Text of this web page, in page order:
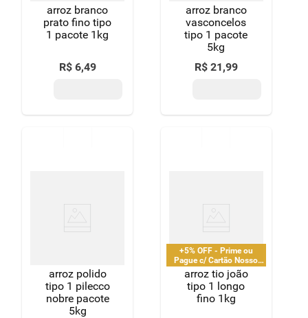
arroz branco
prato fino tipo
1 pacote 1kg
R$ 6,49
arroz branco
vasconcelos
tipo 1 pacote
5kg
R$ 21,99
arroz polido
tipo 1 pilecco
nobre pacote
5kg
+5% OFF - Prime ou
Pague c/ Cartão Nosso
Pay
arroz tio joão
tipo 1 longo
fino 1kg